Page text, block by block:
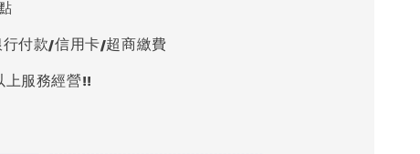
行付款/信用卡/超商繳費
上服務經營!!